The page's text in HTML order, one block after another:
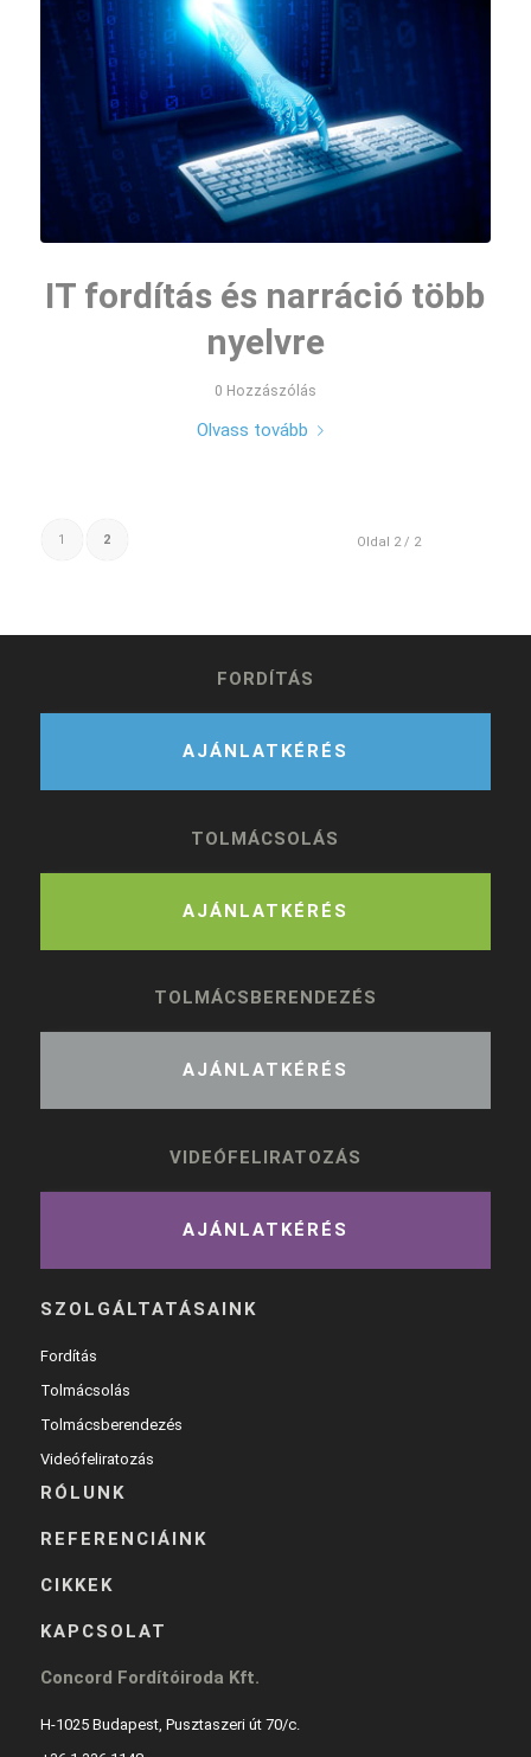
IT fordítás és narráció több
nyelvre
0 Hozzászólás
Olvass tovább
Oldal 2 / 2
1 2
FORDÍTÁS
AJÁNLATKÉRÉS
TOLMÁCSOLÁS
AJÁNLATKÉRÉS
TOLMÁCSBERENDEZÉS
AJÁNLATKÉRÉS
VIDEÓFELIRATOZÁS
AJÁNLATKÉRÉS
SZOLGÁLTATÁSAINK
Fordítás
Tolmácsolás
Tolmácsberendezés
Videófeliratozás
RÓLUNK
REFERENCIÁINK
CIKKEK
KAPCSOLAT
Concord Fordítóiroda Kft.
H-1025 Budapest, Pusztaszeri út 70/c.